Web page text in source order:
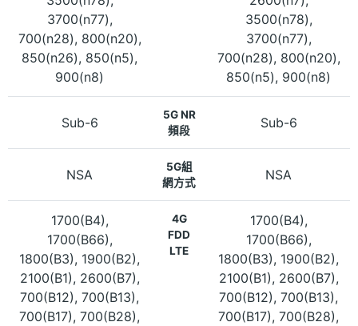
3700(n77),
700(n28), 800(n20),
850(n26), 850(n5),
900(n8)
3500(n78),
3700(n77),
700(n28), 800(n20),
850(n5), 900(n8)
Sub-6
5G NR
頻段
Sub-6
NSA
5G組
網方式
NSA
1700(B4),
1700(B66),
1800(B3), 1900(B2),
2100(B1), 2600(B7),
700(B12), 700(B13),
700(B17), 700(B28),
4G
FDD
LTE
1700(B4),
1700(B66),
1800(B3), 1900(B2),
2100(B1), 2600(B7),
700(B12), 700(B13),
700(B17), 700(B28),